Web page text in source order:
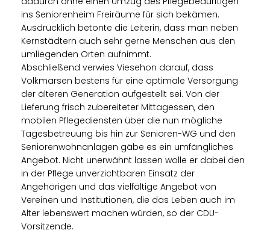
ins Seniorenheim Freiräume für sich bekämen.
Ausdrücklich betonte die Leiterin, dass man neben
Kernstädtern auch sehr gerne Menschen aus den
umliegenden Orten aufnimmt.
Abschließend verwies Viesehon darauf, dass
Volkmarsen bestens für eine optimale Versorgung
der älteren Generation aufgestellt sei. Von der
Lieferung frisch zubereiteter Mittagessen, den
mobilen Pflegediensten über die nun mögliche
Tagesbetreuung bis hin zur Senioren-WG und den
Seniorenwohnanlagen gäbe es ein umfängliches
Angebot. Nicht unerwähnt lassen wolle er dabei den
in der Pflege unverzichtbaren Einsatz der
Angehörigen und das vielfältige Angebot von
Vereinen und Institutionen, die das Leben auch im
Alter lebenswert machen würden, so der CDU-
Vorsitzende.